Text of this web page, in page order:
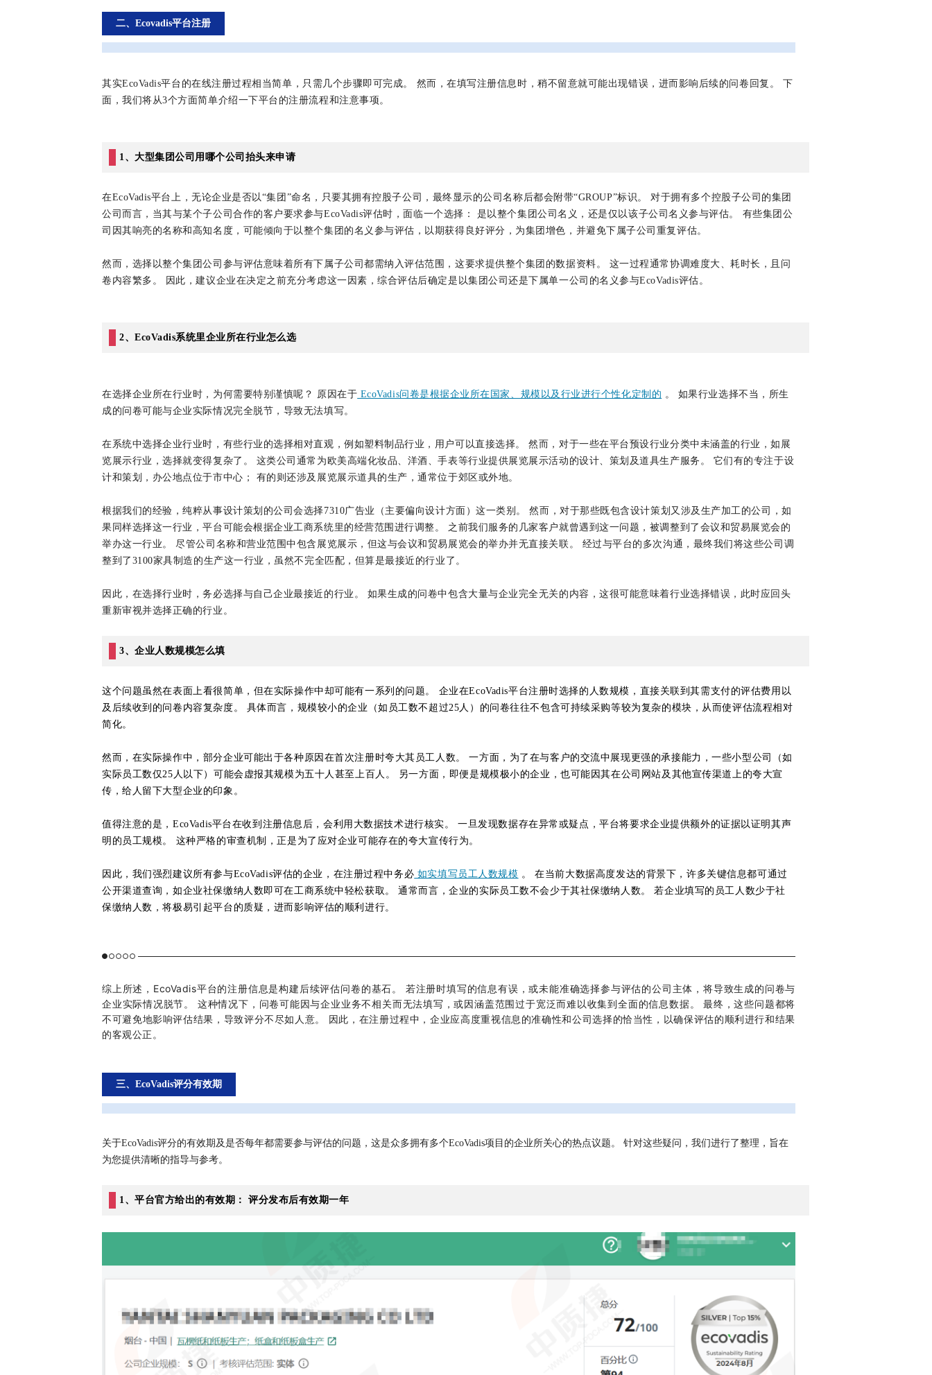
二、Ecovadis平台注册
其实EcoVadis平台的在线注册过程相当简单，只需几个步骤即可完成。 然而，在填写注册信息时，稍不留意就可能出现错误，进而影响后续的问卷回复。 下
面，我们将从3个方面简单介绍一下平台的注册流程和注意事项。
1、大型集团公司用哪个公司抬头来申请
在EcoVadis平台上，无论企业是否以“集团”命名，只要其拥有控股子公司，最终显示的公司名称后都会附带“GROUP”标识。 对于拥有多个控股子公司的集团
公司而言，当其与某个子公司合作的客户要求参与EcoVadis评估时，面临一个选择： 是以整个集团公司名义，还是仅以该子公司名义参与评估。 有些集团公
司因其响亮的名称和高知名度，可能倾向于以整个集团的名义参与评估，以期获得良好评分，为集团增色，并避免下属子公司重复评估。
然而，选择以整个集团公司参与评估意味着所有下属子公司都需纳入评估范围，这要求提供整个集团的数据资料。 这一过程通常协调难度大、耗时长，且问
卷内容繁多。 因此，建议企业在决定之前充分考虑这一因素，综合评估后确定是以集团公司还是下属单一公司的名义参与EcoVadis评估。
2、EcoVadis系统里企业所在行业怎么选
在选择企业所在行业时，为何需要特别谨慎呢？ 原因在于 EcoVadis问卷是根据企业所在国家、规模以及行业进行个性化定制的 。 如果行业选择不当，所生
成的问卷可能与企业实际情况完全脱节，导致无法填写。
在系统中选择企业行业时，有些行业的选择相对直观，例如塑料制品行业，用户可以直接选择。 然而，对于一些在平台预设行业分类中未涵盖的行业，如展
览展示行业，选择就变得复杂了。 这类公司通常为欧美高端化妆品、洋酒、手表等行业提供展览展示活动的设计、策划及道具生产服务。 它们有的专注于设
计和策划，办公地点位于市中心； 有的则还涉及展览展示道具的生产，通常位于郊区或外地。
根据我们的经验，纯粹从事设计策划的公司会选择7310广告业（主要偏向设计方面）这一类别。 然而，对于那些既包含设计策划又涉及生产加工的公司，如
果同样选择这一行业，平台可能会根据企业工商系统里的经营范围进行调整。 之前我们服务的几家客户就曾遇到这一问题，被调整到了会议和贸易展览会的
举办这一行业。 尽管公司名称和营业范围中包含展览展示，但这与会议和贸易展览会的举办并无直接关联。 经过与平台的多次沟通，最终我们将这些公司调
整到了3100家具制造的生产这一行业，虽然不完全匹配，但算是最接近的行业了。
因此，在选择行业时，务必选择与自己企业最接近的行业。 如果生成的问卷中包含大量与企业完全无关的内容，这很可能意味着行业选择错误，此时应回头
重新审视并选择正确的行业。
3、企业人数规模怎么填
这个问题虽然在表面上看很简单，但在实际操作中却可能有一系列的问题。 企业在EcoVadis平台注册时选择的人数规模，直接关联到其需支付的评估费用以
及后续收到的问卷内容复杂度。 具体而言，规模较小的企业（如员工数不超过25人）的问卷往往不包含可持续采购等较为复杂的模块，从而使评估流程相对
简化。
然而，在实际操作中，部分企业可能出于各种原因在首次注册时夸大其员工人数。 一方面，为了在与客户的交流中展现更强的承接能力，一些小型公司（如
实际员工数仅25人以下）可能会虚报其规模为五十人甚至上百人。 另一方面，即便是规模极小的企业，也可能因其在公司网站及其他宣传渠道上的夸大宣
传，给人留下大型企业的印象。
值得注意的是，EcoVadis平台在收到注册信息后，会利用大数据技术进行核实。 一旦发现数据存在异常或疑点，平台将要求企业提供额外的证据以证明其声
明的员工规模。 这种严格的审查机制，正是为了应对企业可能存在的夸大宣传行为。
因此，我们强烈建议所有参与EcoVadis评估的企业，在注册过程中务必 如实填写员工人数规模 。 在当前大数据高度发达的背景下，许多关键信息都可通过
公开渠道查询，如企业社保缴纳人数即可在工商系统中轻松获取。 通常而言，企业的实际员工数不会少于其社保缴纳人数。 若企业填写的员工人数少于社
保缴纳人数，将极易引起平台的质疑，进而影响评估的顺利进行。
综上所述，EcoVadis平台的注册信息是构建后续评估问卷的基石。 若注册时填写的信息有误，或未能准确选择参与评估的公司主体，将导致生成的问卷与
企业实际情况脱节。 这种情况下，问卷可能因与企业业务不相关而无法填写，或因涵盖范围过于宽泛而难以收集到全面的信息数据。 最终，这些问题都将
不可避免地影响评估结果，导致评分不尽如人意。 因此，在注册过程中，企业应高度重视信息的准确性和公司选择的恰当性，以确保评估的顺利进行和结果
的客观公正。
三、EcoVadis评分有效期
关于EcoVadis评分的有效期及是否每年都需要参与评估的问题，这是众多拥有多个EcoVadis项目的企业所关心的热点议题。 针对这些疑问，我们进行了整理，旨在
为您提供清晰的指导与参考。
1、平台官方给出的有效期： 评分发布后有效期一年